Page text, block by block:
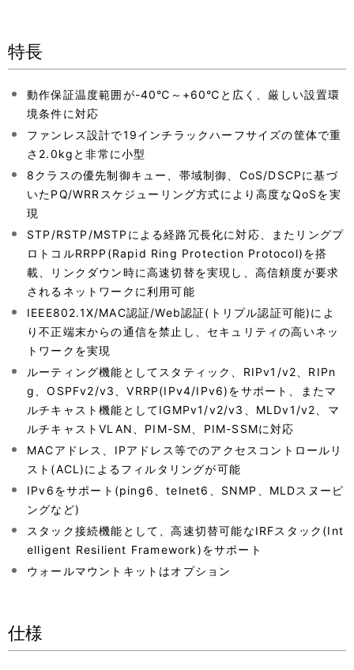
特長
動作保証温度範囲が-40℃～+60℃と広く、厳しい設置環
境条件に対応
ファンレス設計で19インチラックハーフサイズの筐体で重
さ2.0kgと非常に小型
8クラスの優先制御キュー、帯域制御、CoS/DSCPに基づ
いたPQ/WRRスケジューリング方式により高度なQoSを実
現
STP/RSTP/MSTPによる経路冗長化に対応、またリングプ
ロトコルRRPP(Rapid Ring Protection Protocol)を搭
載、リンクダウン時に高速切替を実現し、高信頼度が要求
されるネットワークに利用可能
IEEE802.1X/MAC認証/Web認証(トリプル認証可能)によ
り不正端末からの通信を禁止し、セキュリティの高いネッ
トワークを実現
ルーティング機能としてスタティック、RIPv1/v2、RIPn
g、OSPFv2/v3、VRRP(IPv4/IPv6)をサポート、またマ
ルチキャスト機能としてIGMPv1/v2/v3、MLDv1/v2、マ
ルチキャストVLAN、PIM-SM、PIM-SSMに対応
MACアドレス、IPアドレス等でのアクセスコントロールリ
スト(ACL)によるフィルタリングが可能
IPv6をサポート(ping6、telnet6、SNMP、MLDスヌーピ
ングなど)
スタック接続機能として、高速切替可能なIRFスタック(Int
elligent Resilient Framework)をサポート
ウォールマウントキットはオプション
仕様